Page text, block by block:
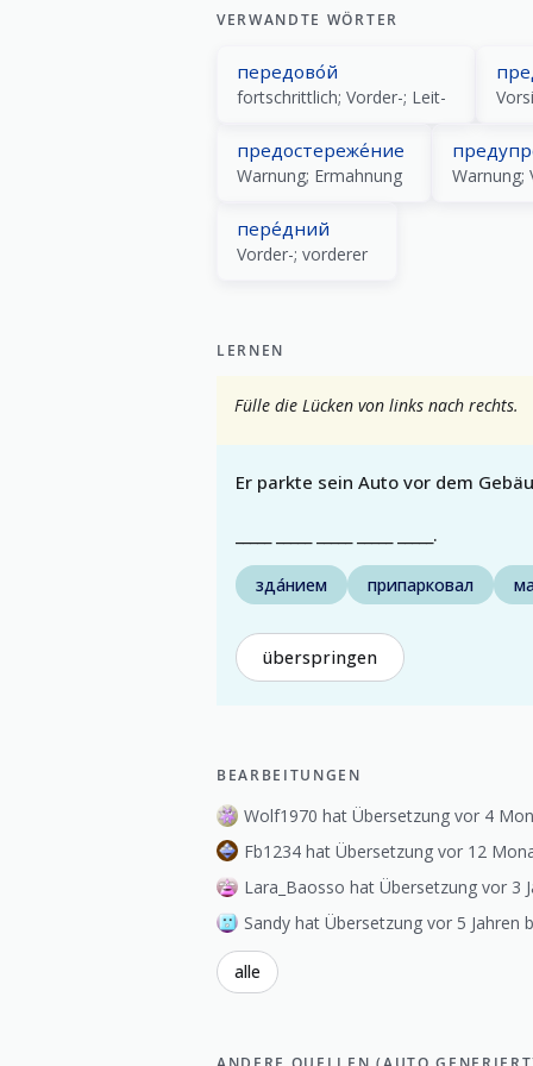
VERWANDTE WÖRTER
передово́й
fortschrittlich; Vorder-; Leit-
предостереже́ние
Warnung; Ermahnung Warnung;
пере́дний
Vorder-; vorderer
LERNEN
Fülle die Lücken von links nach rechts.
Er parkte sein Auto vor dem
_____ _____ _____ _____ _____.
зда́нием припарковал
überspringen
BEARBEITUNGEN
Wolf1970 hat Übersetzung vor 4
Fb1234 hat Übersetzung vor 12
Lara_Baosso hat Übersetzung vor 3
Sandy hat Übersetzung vor 5 Jahren
alle